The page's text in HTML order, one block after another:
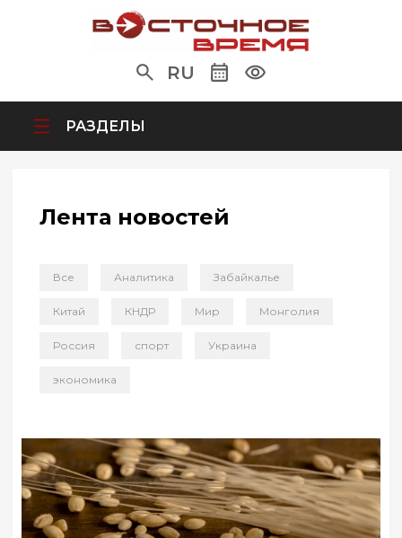
RU
РАЗДЕЛЫ
Лента новостей
Все Аналитика Забайкалье
Китай КНДР Мир Монголия
Россия спорт Украина
экономика